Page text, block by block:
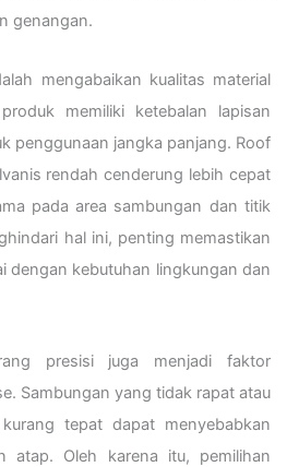
genangan.
mengabaikan kualitas material
memiliki ketebalan lapisan
penggunaan jangka panjang. Roof
rendah cenderung lebih cepat
pada area sambungan dan titik
hal ini, penting memastikan
dengan kebutuhan lingkungan dan
presisi juga menjadi faktor
Sambungan yang tidak rapat atau
tepat dapat menyebabkan
atap. Oleh karena itu, pemilihan